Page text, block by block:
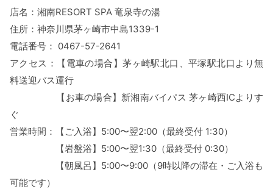
店名：湘南RESORT SPA 竜泉寺の湯
住所：神奈川県茅ヶ崎市中島1339-1
電話番号： 0467-57-2641
アクセス：【電車の場合】茅ヶ崎駅北口、平塚駅北口より無
料送迎バス運行
【お車の場合】新湘南バイパス 茅ヶ崎西ICよりす
ぐ
営業時間：【ご入浴】5:00〜翌2:00（最終受付 1:30）
【岩盤浴】5:00〜翌1:30（最終受付 0:30）
【朝風呂】5:00〜9:00（9時以降の滞在・ご入浴も
可能です）